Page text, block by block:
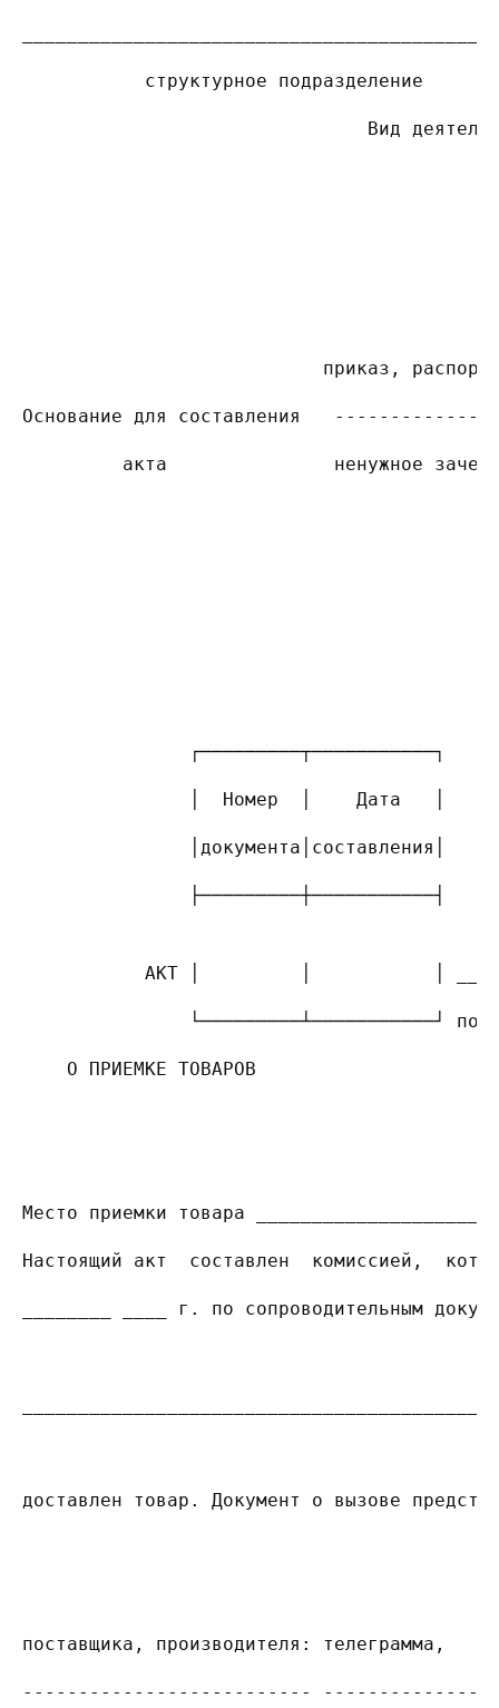
структурное подразделение
Вид
приказ,
Основание для составления
акта               ненужное
┌─────────┬───────────┐
│  Номер  │    Дата   │
│документа│составления│
├─────────┼───────────┤
АКТ │         │           │
└─────────┴───────────┘
    О ПРИЕМКЕ ТОВАРОВ
Место приемки товара
Настоящий акт  составлен  комиссией,
________ ____ г. по сопроводительным
доставлен товар. Документ о вызове
поставщика, производителя: телеграмма,
--------------------------